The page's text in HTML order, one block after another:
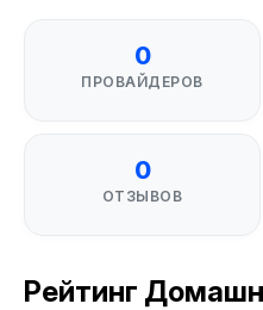
0
ПРОВАЙДЕРОВ
0
ОТЗЫВОВ
Рейтинг